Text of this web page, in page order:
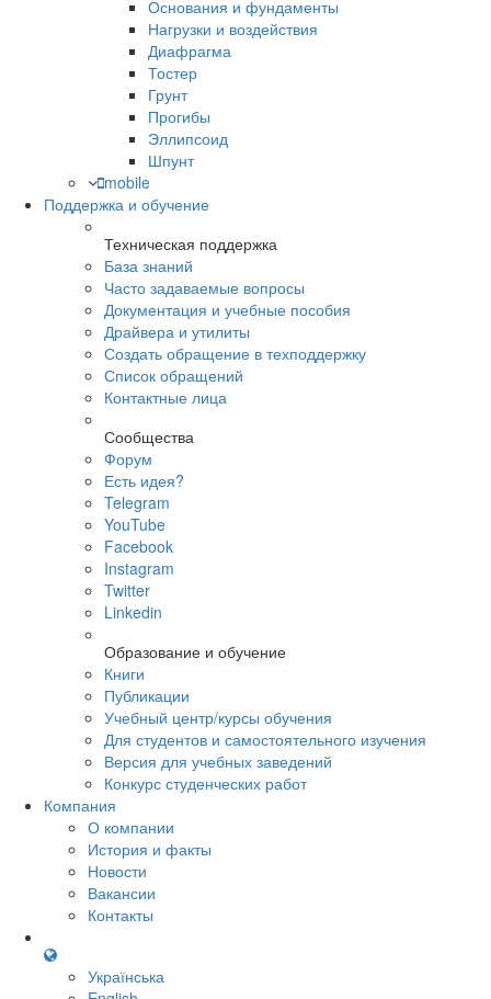
Основания и фундаменты
Нагрузки и воздействия
Диафрагма
Тостер
Грунт
Прогибы
Эллипсоид
Шпунт
mobile
Поддержка и обучение
Техническая поддержка
База знаний
Часто задаваемые вопросы
Документация и учебные пособия
Драйвера и утилиты
Создать обращение в техподдержку
Список обращений
Контактные лица
Сообщества
Форум
Есть идея?
Telegram
YouTube
Facebook
Instagram
Twitter
Linkedin
Образование и обучение
Книги
Публикации
Учебный центр/курсы обучения
Для студентов и самостоятельного изучения
Версия для учебных заведений
Конкурс студенческих работ
Компания
О компании
История и факты
Новости
Вакансии
Контакты
Українська